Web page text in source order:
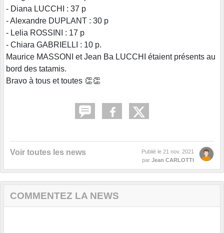
- Diana LUCCHI : 37 p
- Alexandre DUPLANT : 30 p
- Lelia ROSSINI : 17 p
- Chiara GABRIELLI : 10 p.
Maurice MASSONI et Jean Ba LUCCHI étaient présents au
bord des tatamis.
Bravo à tous et toutes 👏👏
Voir toutes les news Publié le 21 nov. 2021
par Jean CARLOTTI
COMMENTEZ LA NEWS